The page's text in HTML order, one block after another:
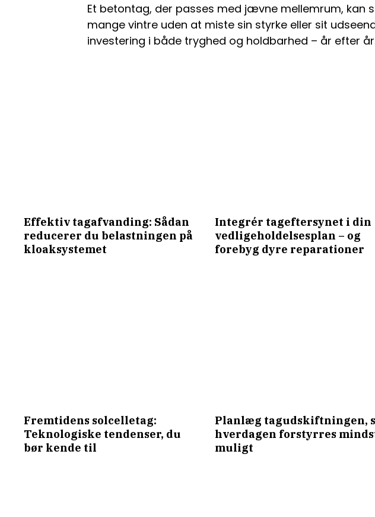
Et betontag, der passes med jævne mellemrum, kan
mange vintre uden at miste sin styrke eller sit
investering i både tryghed og holdbarhed – år efter
Effektiv tagafvanding: Sådan
reducerer du belastningen på
kloaksystemet
Integrér tageftersynet i din
vedligeholdelsesplan – og
forebyg dyre reparationer
Fremtidens solcelletag:
Teknologiske tendenser, du
bør kende til
Planlæg tagudskiftningen,
hverdagen forstyrres
muligt